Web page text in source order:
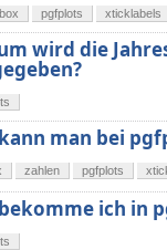
pgfplots xticklabels
wird die
man bei
zahlen pgfplots
ich in